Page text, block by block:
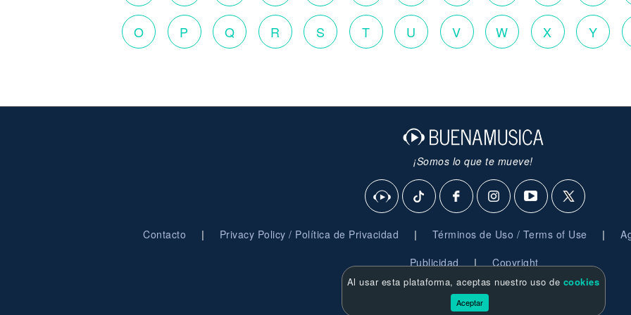
O P Q R S T U V W X Y
¡Somos lo que te mueve!
Contacto | Privacy Policy / Política de Privacidad | Términos de Uso / Terms of Use |
Publicidad
| Copyright
© 2026 BuenaMusica.com - Derechos Reservados
Al usar esta plataforma, aceptas nuestro uso de cookies
Aceptar